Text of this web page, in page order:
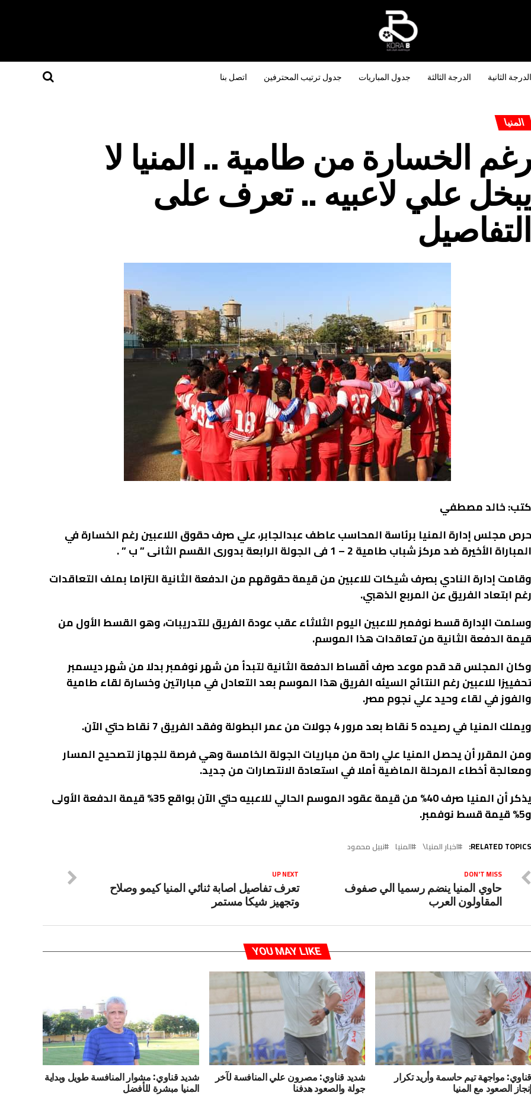
الدرجة الثانية الدرجة الثالثة جدول المباريات جدول ترتيب المحترفين اتصل بنا
المنيا
رغم الخسارة من طامية .. المنيا لا
يبخل علي لاعبيه .. تعرف على
التفاصيل
كتب: خالد مصطفي
حرص مجلس إدارة المنيا برئاسة المحاسب عاطف عبدالجابر، علي صرف حقوق اللاعبين رغم الخسارة في
المباراة الأخيرة ضد مركز شباب طامية 2 – 1 فى الجولة الرابعة بدورى القسم الثانى ” ب ” .
وقامت إدارة النادي بصرف شيكات للاعبين من قيمة حقوقهم من الدفعة الثانية التزاما بملف التعاقدات
رغم ابتعاد الفريق عن المربع الذهبي.
وسلمت الإدارة قسط نوفمبر للاعبين اليوم الثلاثاء عقب عودة الفريق للتدريبات، وهو القسط الأول من
قيمة الدفعة الثانية من تعاقدات هذا الموسم.
وكان المجلس قد قدم موعد صرف أقساط الدفعة الثانية لتبدأ من شهر نوفمبر بدلا من شهر ديسمبر
تحفييزا للاعبين رغم النتائج السيئه الفريق هذا الموسم بعد التعادل في مباراتين وخسارة لقاء طامية
والفوز في لقاء وحيد علي نجوم مصر.
ويملك المنيا في رصيده 5 نقاط بعد مرور 4 جولات من عمر البطولة وفقد الفريق 7 نقاط حتي الآن.
ومن المقرر أن يحصل المنيا علي راحة من مباريات الجولة الخامسة وهي فرصة للجهاز لتصحيح المسار
ومعالجة أخطاء المرحلة الماضية أملا في استعادة الانتصارات من جديد.
يذكر أن المنيا صرف 40% من قيمة عقود الموسم الحالي للاعبيه حتي الآن بواقع 35% قيمة الدفعة الأولى
و5% قيمة قسط نوفمبر.
RELATED TOPICS: اخبار المنيا\ المنيا نبيل محمود
UP NEXT
تعرف تفاصيل اصابة ثنائي المنيا كيمو وصلاح
وتجهيز شيكا مستمر
DON'T MISS
حاوي المنيا ينضم رسميا الي صفوف
المقاولون العرب
YOU MAY LIKE
قناوي: مواجهة تيم حاسمة وأريد تكرار
إنجاز الصعود مع المنيا
شديد قناوي: مصرون علي المنافسة لآخر
جولة والصعود هدفنا
شديد قناوي: مشوار المنافسة طويل وبداية
المنيا مبشرة للأفضل